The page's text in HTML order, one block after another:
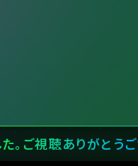
ご視聴ありがとうご